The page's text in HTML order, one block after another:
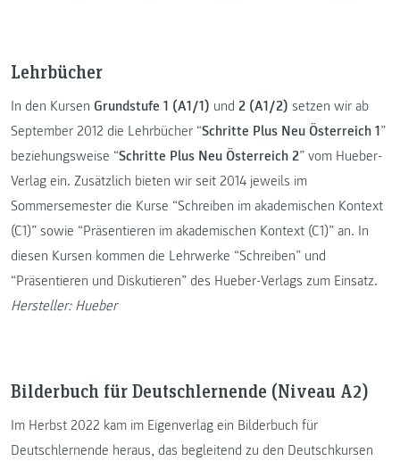
Lehrbücher
In den Kursen Grundstufe 1 (A1/1) und 2 (A1/2) setzen wir ab
September 2012 die Lehrbücher “Schritte Plus Neu Österreich 1”
beziehungsweise “Schritte Plus Neu Österreich 2” vom Hueber-
Verlag ein. Zusätzlich bieten wir seit 2014 jeweils im
Sommersemester die Kurse “Schreiben im akademischen Kontext
(C1)” sowie “Präsentieren im akademischen Kontext (C1)” an. In
diesen Kursen kommen die Lehrwerke “Schreiben” und
“Präsentieren und Diskutieren” des Hueber-Verlags zum Einsatz.
Hersteller: Hueber
Bilderbuch für Deutschlernende (Niveau A2)
Im Herbst 2022 kam im Eigenverlag ein Bilderbuch für
Deutschlernende heraus, das begleitend zu den Deutschkursen